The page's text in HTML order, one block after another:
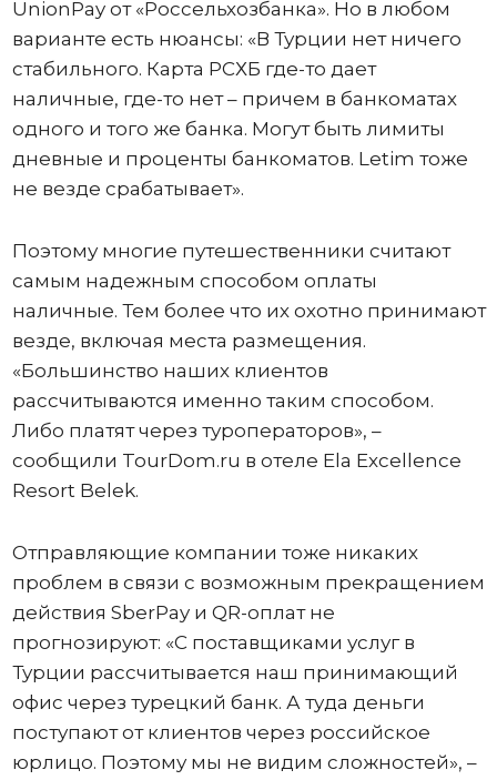
UnionPay от «Россельхозбанка». Но в любом
варианте есть нюансы: «В Турции нет ничего
стабильного. Карта РСХБ где-то дает
наличные, где-то нет – причем в банкоматах
одного и того же банка. Могут быть лимиты
дневные и проценты банкоматов. Letim тоже
не везде срабатывает».
Поэтому многие путешественники считают
самым надежным способом оплаты
наличные. Тем более что их охотно принимают
везде, включая места размещения.
«Большинство наших клиентов
рассчитываются именно таким способом.
Либо платят через туроператоров», –
сообщили TourDom.ru в отеле Ela Excellence
Resort Belek.
Отправляющие компании тоже никаких
проблем в связи с возможным прекращением
действия SberPay и QR-оплат не
прогнозируют: «С поставщиками услуг в
Турции рассчитывается наш принимающий
офис через турецкий банк. А туда деньги
поступают от клиентов через российское
юрлицо. Поэтому мы не видим сложностей», –